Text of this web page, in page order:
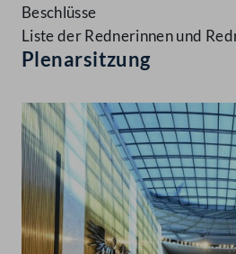
Beschlüsse
Liste der Rednerinnen und
Plenarsitzung